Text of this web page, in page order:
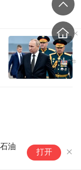
油
印尼能源与
俄罗斯石油
打开